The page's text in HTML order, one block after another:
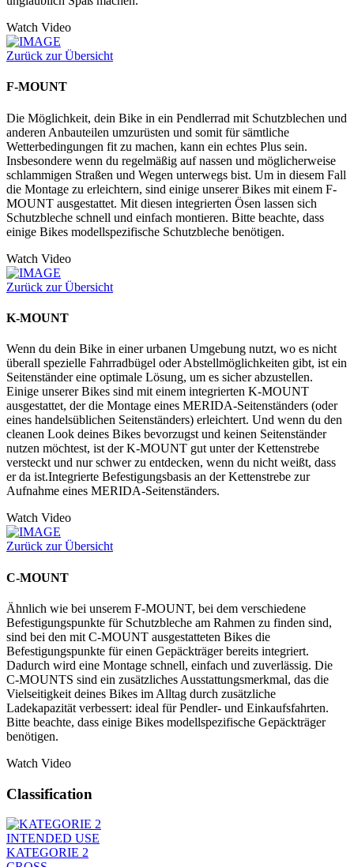
Watch Video
Zurück zur Übersicht
F-MOUNT
Die Möglichkeit, dein Bike in ein Pendlerrad mit Schutzblechen und
anderen Anbauteilen umzurüsten und somit für sämtliche
Wetterbedingungen fit zu machen, kann ein echtes Plus sein.
Insbesondere wenn du regelmäßig auf nassen und möglicherweise
schlammigen Straßen und Wegen unterwegs bist. Um in diesem Fall
die Montage zu erleichtern, sind einige unserer Bikes mit einem F-
MOUNT ausgestattet. Mit diesen integrierten Ösen lassen sich
Schutzbleche schnell und einfach montieren. Bitte beachte, dass
einige Bikes modellspezifische Schutzbleche benötigen.
Watch Video
Zurück zur Übersicht
K-MOUNT
Wenn du dein Bike in einer urbanen Umgebung nutzt, wo es nicht
überall spezielle Fahrradbügel oder Abstellmöglichkeiten gibt, ist ein
Seitenständer eine optimale Lösung, um es sicher abzustellen.
Einige unserer Bikes sind mit einem integrierten K-MOUNT
ausgestattet, der die Montage eines MERIDA-Seitenständers (oder
eines handelsüblichen Seitenständers) erleichtert. Und wenn du den
cleanen Look deines Bikes bevorzugst und keinen Seitenständer
nutzen möchtest, ist der K-MOUNT gut unter der Kettenstrebe
versteckt und nur schwer zu entdecken, wenn du nicht weißt, dass
er da ist.Integrierte Befestigungsbasis an der Kettenstrebe zur
Aufnahme eines MERIDA-Seitenständers.
Watch Video
Zurück zur Übersicht
C-MOUNT
Ähnlich wie bei unserem F-MOUNT, bei dem verschiedene
Befestigungspunkte für Schutzbleche am Rahmen zu finden sind,
sind bei den mit C-MOUNT ausgestatteten Bikes die
Befestigungspunkte für einen Gepäckträger bereits integriert.
Dadurch wird eine Montage schnell, einfach und zuverlässig. Die
C-MOUNTS sind ein zusätzliches Ausstattungsmerkmal, das die
Vielseitigkeit deines Bikes im Alltag durch zusätzliche
Ladekapazität verbessert: ideal für Pendler- und Einkaufsfahrten.
Bitte beachte, dass einige Bikes modellspezifische Gepäckträger
benötigen.
Watch Video
Classification
INTENDED USE
KATEGORIE 2